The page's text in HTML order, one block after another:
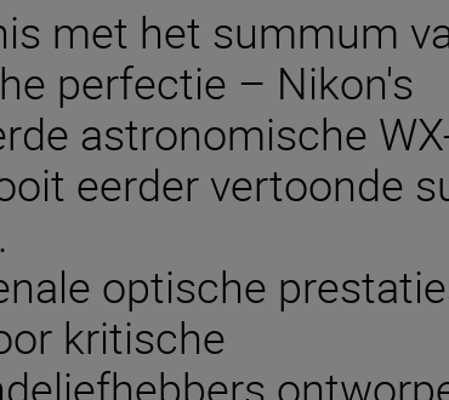
met het summum
perfectie – Nikon's
astronomische
eerder vertoonde
optische
kritische